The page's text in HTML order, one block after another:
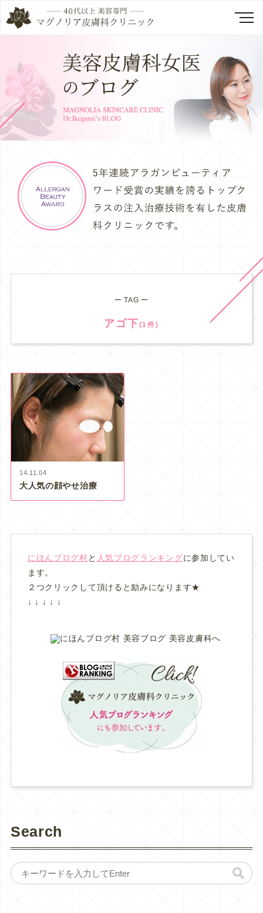
ー TAG ー
アゴ下(1件)
14.11.04
大人気の顔やせ治療
にほんブログ村と 人気ブログランキングに参加してい
ます。
２つクリックして頂けると励みになります★
↓ ↓ ↓ ↓ ↓
Search